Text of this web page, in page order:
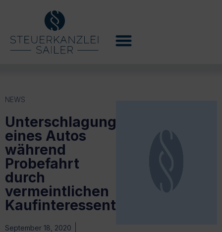
NEWS
Unterschlagung
eines Autos
während
Probefahrt
durch
vermeintlichen
Kaufinteressenten
September 18, 2020